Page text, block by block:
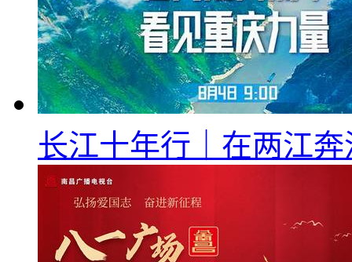
长江十年行｜在两江